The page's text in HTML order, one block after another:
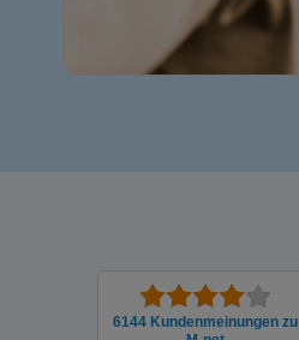
6144 Kunden­meinungen zu